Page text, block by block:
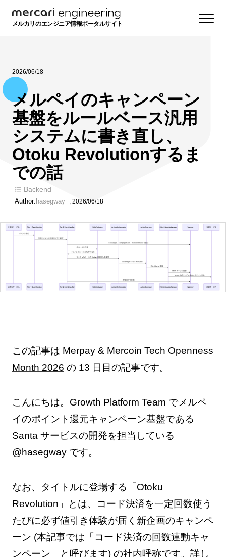
メルカリのエンジニア情報ポータルサイト
2026/06/18
メルペイのキャンペーン
基盤をルールベース汎用
システムに書き直し、
Otoku Revolutionするま
での話
Backend
Author: hasegway , 2026/06/18
この記事は Merpay & Mercoin Tech Openness
Month 2026 の 13 日目の記事です。
こんにちは。Growth Platform Team でメルペ
イのポイント還元キャンペーン基盤である
Santa サービスの開発を担当している
@hasegway です。
なお、タイトルに登場する「Otoku
Revolution」とは、コード決済を一定回数使う
たびに必ず値引き体験が届く新企画のキャンペ
ーン (本記事では「コード決済の回数連動キャ
ンペーン」と呼びます) の社内呼称です。詳し